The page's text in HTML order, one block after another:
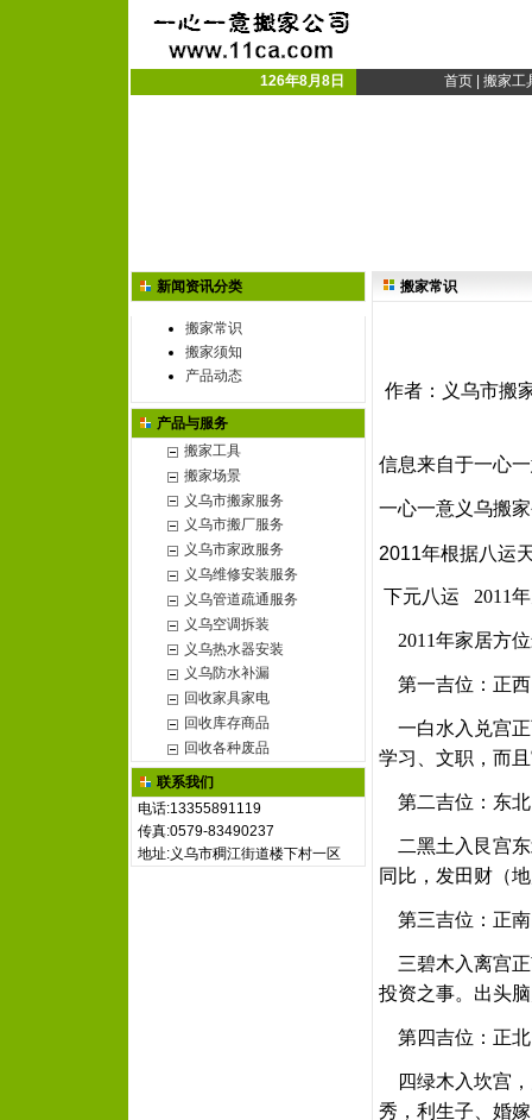
126年8月8日 首页| 搬家工
新闻资讯分类
搬家常识
搬家须知
产品动态
产品与服务
搬家工具
搬家场景
义乌市搬家服务
义乌市搬厂服务
义乌市家政服务
义乌维修安装服务
义乌管道疏通服务
义乌空调拆装
义乌热水器安装
义乌防水补漏
回收家具家电
回收库存商品
回收各种废品
联系我们
电话:13355891119
传真:0579-83490237
地址:义乌市稠江街道楼下村一区
搬家常识
作者：义乌市搬
信息来自于一心
一心一意义乌搬
2011年根据八运
下元八运 2011
2011年家居方
第一吉位：正西
一白水入兑宫正
学习、文职，而
第二吉位：东北
二黑土入艮宫东
同比，发田财（
第三吉位：正南
三碧木入离宫正
投资之事。出头
第四吉位：正北
四绿木入坎宫，
秀，利生子、婚